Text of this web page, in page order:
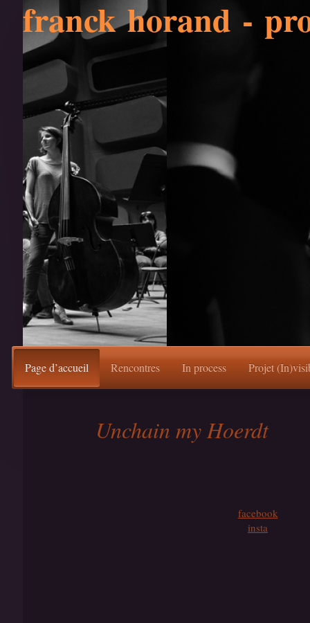
franck horand -
Page d’accueil Rencontres In process Projet
Unchain my Hoerdt
facebook
insta